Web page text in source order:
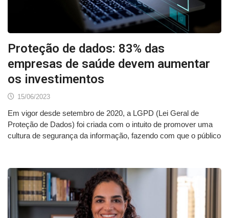
Proteção de dados: 83% das
empresas de saúde devem aumentar
os investimentos
15/06/2023
Em vigor desde setembro de 2020, a LGPD (Lei Geral de
Proteção de Dados) foi criada com o intuito de promover uma
cultura de segurança da informação, fazendo com que o público